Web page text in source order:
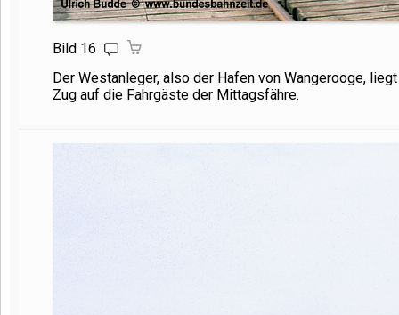
Bild 16
Der Westanleger, also der Hafen von Wangerooge,
Zug auf die Fahrgäste der Mittagsfähre.